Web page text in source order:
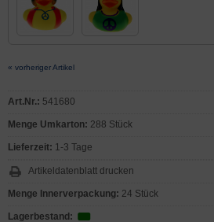
« vorheriger Artikel
Art.Nr.: 541680
Menge Umkarton: 288 Stück
Lieferzeit: 1-3 Tage
Artikeldatenblatt drucken
Menge Innerverpackung: 24 Stück
Lagerbestand: